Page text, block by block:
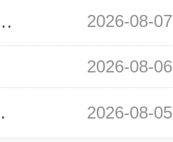
只欠非农数据“东风” 2026-08-07
2026-08-06
击破局 2026-08-05